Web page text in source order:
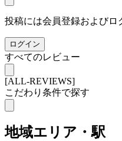
投稿には会員登録およびロ
ログイン
すべてのレビュー
[ALL-REVIEWS]
こだわり条件で探す
地域エリア・駅